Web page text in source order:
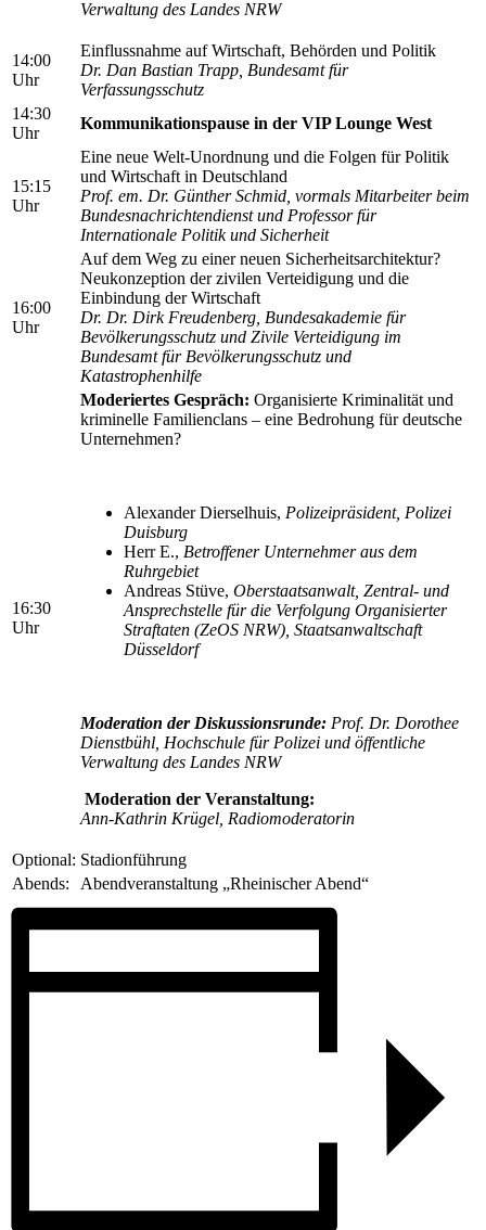
Verwaltung des Landes NRW
14:00
Uhr
Einflussnahme auf Wirtschaft, Behörden und Politik
Dr. Dan Bastian Trapp, Bundesamt für
Verfassungsschutz
14:30
Uhr
Kommunikationspause in der VIP Lounge West
15:15
Uhr
Eine neue Welt-Unordnung und die Folgen für Politik
und Wirtschaft in Deutschland
Prof. em. Dr. Günther Schmid, vormals Mitarbeiter beim
Bundesnachrichtendienst und Professor für
Internationale Politik und Sicherheit
16:00
Uhr
Auf dem Weg zu einer neuen Sicherheitsarchitektur?
Neukonzeption der zivilen Verteidigung und die
Einbindung der Wirtschaft
Dr. Dr. Dirk Freudenberg, Bundesakademie für
Bevölkerungsschutz und Zivile Verteidigung im
Bundesamt für Bevölkerungsschutz und
Katastrophenhilfe
16:30
Uhr
Moderiertes Gespräch: Organisierte Kriminalität und
kriminelle Familienclans – eine Bedrohung für deutsche
Unternehmen?
Alexander Dierselhuis, Polizeipräsident, Polizei
Duisburg
Herr E., Betroffener Unternehmer aus dem
Ruhrgebiet
Andreas Stüve, Oberstaatsanwalt, Zentral- und
Ansprechstelle für die Verfolgung Organisierter
Straftaten (ZeOS NRW), Staatsanwaltschaft
Düsseldorf
Moderation der Diskussionsrunde: Prof. Dr. Dorothee
Dienstbühl, Hochschule für Polizei und öffentliche
Verwaltung des Landes NRW
Moderation der Veranstaltung:
Ann-Kathrin Krügel, Radiomoderatorin
Optional: Stadionführung
Abends:
Abendveranstaltung „Rheinischer Abend“